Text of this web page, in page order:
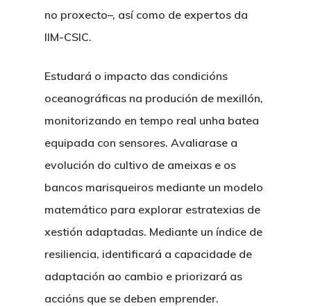
no proxecto–, así como de expertos da
IIM-CSIC.
Estudará o impacto das condicións
oceanográficas na produción de mexillón,
monitorizando en tempo real unha batea
equipada con sensores. Avaliarase a
evolución do cultivo de ameixas e os
bancos marisqueiros mediante un modelo
matemático para explorar estratexias de
xestión adaptadas. Mediante un índice de
resiliencia, identificará a capacidade de
adaptación ao cambio e priorizará as
accións que se deben emprender.